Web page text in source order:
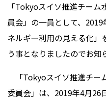
「Tokyoスイソ推進チー
員会」の一員として、
ネルギー利用の見える化
う事となりましたのでお知
「Tokyoスイソ推進チー
委員会」は、2019年4月